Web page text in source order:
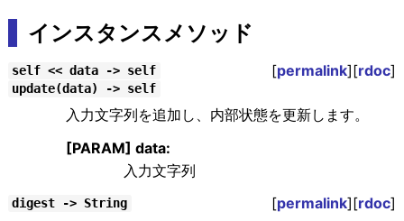
インスタンスメソッド
self << data -> self [permalink][rdoc]
update(data) -> self
入力文字列を追加し、内部状態を更新します。
[PARAM] data:
入力文字列
digest -> String [permalink][rdoc]